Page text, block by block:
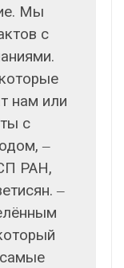
Мы
с
нам или
с
‒
РАН,
‒
самые